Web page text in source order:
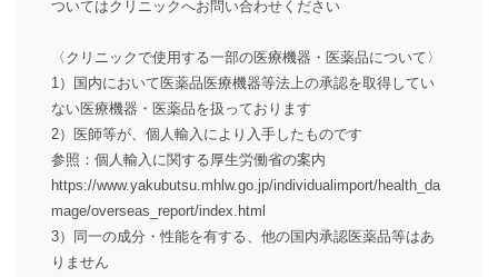
ついてはクリニックへお問い合わせください
〈クリニックで使用する一部の医療機器・医薬品について〉
1）国内において医薬品医療機器等法上の承認を取得してい
ない医療機器・医薬品を扱っております
2）医師等が、個人輸入により入手したものです
参照：個人輸入に関する厚生労働省の案内
https://www.yakubutsu.mhlw.go.jp/individualimport/health_da
mage/overseas_report/index.html
3）同一の成分・性能を有する、他の国内承認医薬品等はあ
りません